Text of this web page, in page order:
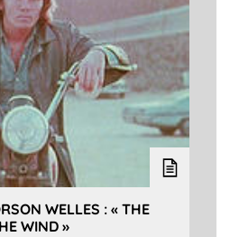
WELLES : « THE
WIND »